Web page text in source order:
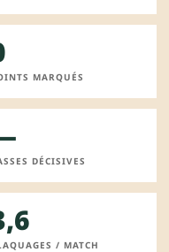
MARQUÉS
DÉCISIVES
/ MATCH